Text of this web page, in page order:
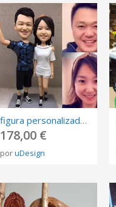
figura personalizada de fotos, 3D retrato Biscuit, muñeca de arte mini me personalizada
178,00 €
poruDesign